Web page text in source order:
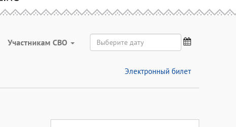
Участникам СВО
Электронный билет